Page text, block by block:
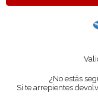
¿No estás
Si te arrepientes